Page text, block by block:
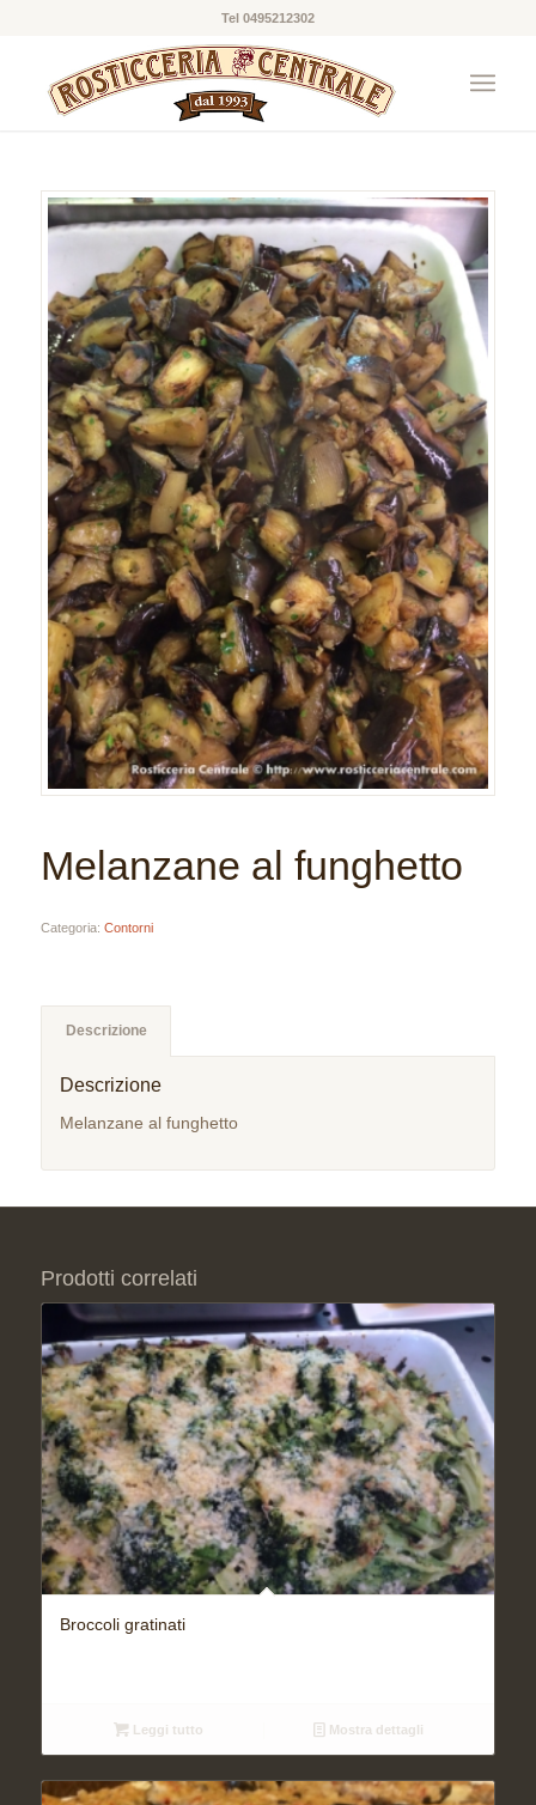
Tel 0495212302
Melanzane al funghetto
Categoria: Contorni
Descrizione
Descrizione
Melanzane al funghetto
Prodotti correlati
Broccoli gratinati
Leggi tutto Mostra dettagli